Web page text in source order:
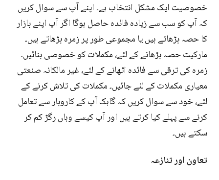
خصوصیت ایک مشکل انتخاب ہے۔ اپنے آپ سے سوال کریں
کہ آپ کو سب سے زیادہ فائدہ حاصل ہوگا اگر آپ اپنے بازار
کا حصہ بڑھاتے ہیں یا مجموعی طور پر زمرہ بڑھاتے ہیں۔
مارکیٹ حصہ بڑھانے کے لئے، مکملات کو خصوصی بنائیں۔
زمرہ کی ترقی سے فائدہ اٹھانے کے لئے، غیر مالکانہ صنعتی
معیاری مکملات کے لئے جائیں۔ مکملات کی تلاش کرنے کے
لئے، خود سے سوال کریں کہ گاہک آپ کے کاروبار سے تعامل
کرنے سے پہلے کیا کرتے ہیں اور آپ کیسے وہاں رگڑ کم کر
سکتے ہیں۔
تعاون اور تنازعہ